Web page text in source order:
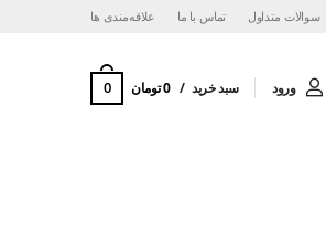
سوالات متداول تماس با ما ‌علاقه‌مندی ها
ورود سبد خرید 0 تومان 0